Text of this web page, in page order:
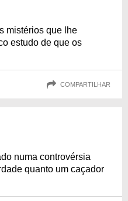
mistérios que lhe
estudo de que os
COMPARTILHAR
numa controvérsia
quanto um caçador